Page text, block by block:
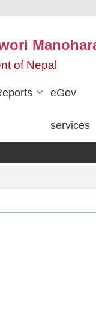
of Nepal
eGov
services